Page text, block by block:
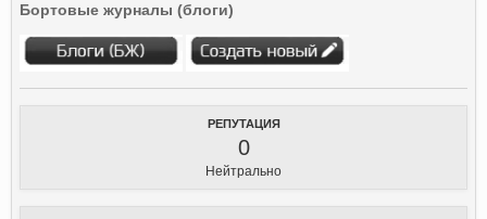
Бортовые журналы (блоги)
РЕПУТАЦИЯ
0
Нейтрально